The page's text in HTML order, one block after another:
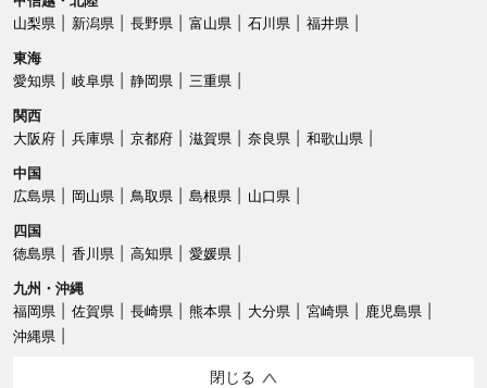
山梨県
新潟県 長野県 富山県 石川県
福井県
東海
愛知県
岐阜県 静岡県
三重県
関西
大阪府
兵庫県 京都府 滋賀県 奈良県
和歌山県
中国
広島県
岡山県 鳥取県 島根県
山口県
四国
徳島県
香川県 高知県
愛媛県
九州・沖縄
福岡県
佐賀県 長崎県 熊本県 大分県 宮崎県
鹿児島県
沖縄県
閉じる